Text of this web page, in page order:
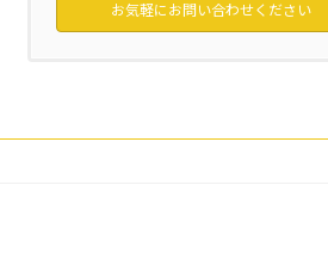
お気軽にお問い合わせください